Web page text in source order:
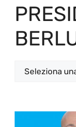
Categorie